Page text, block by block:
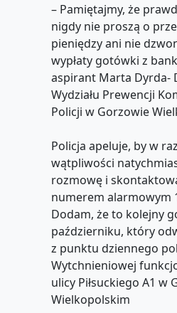
– Pamiętajmy, że
nigdy nie proszą o
pieniędzy ani nie
wypłaty gotówki z
aspirant Marta Dyrda-
Wydziału Prewencji
Policji w Gorzowie
Policja apeluje, by w
wątpliwości
rozmowę i
numerem alarmowym
Dodam, że to kolejny
październiku, który
z punktu dziennego
Wytchnieniowej
ulicy Piłsuckiego A1 w
Wielkopolskim